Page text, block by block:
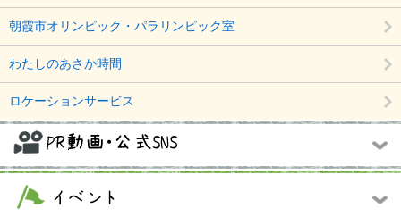
朝霞市オリンピック・パラリンピック室
わたしのあさか時間
ロケーションサービス